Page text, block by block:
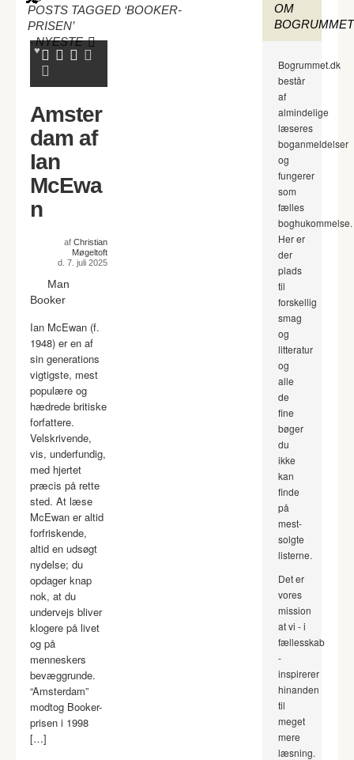
POSTS TAGGED ‘BOOKER-
PRISEN’
-NYESTE
Amster
dam af
Ian
McEwa
n
af Christian
Møgeltoft
d. 7. juli 2025
Man
Booker
Ian McEwan (f.
1948) er en af
sin generations
vigtigste, mest
populære og
hædrede britiske
forfattere.
Velskrivende,
vis, underfundig,
med hjertet
præcis på rette
sted. At læse
McEwan er altid
forfriskende,
altid en udsøgt
nydelse; du
opdager knap
nok, at du
undervejs bliver
klogere på livet
og på
menneskers
bevæggrunde.
“Amsterdam”
modtog Booker-
prisen i 1998
[…]
OM
BOGRUMMET
Bogrummet.dk
består
af
almindelige
læseres
boganmeldelser
og
fungerer
som
fælles
boghukommelse.
Her er
der
plads
til
forskellig
smag
og
litteratur
og
alle
de
fine
bøger
du
ikke
kan
finde
på
mest-
solgte
listerne.
Det er
vores
mission
at vi - i
fællesskab
-
inspirerer
hinanden
til
meget
mere
læsning.